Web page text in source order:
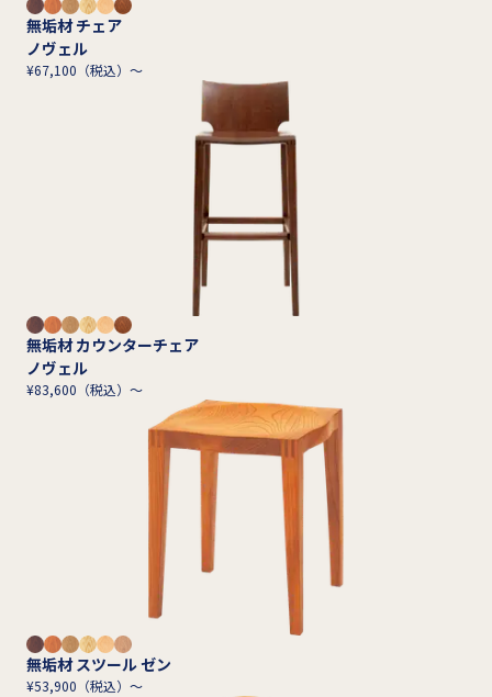
無垢材 チェア
ノヴェル
¥67,100（税込）～
無垢材 カウンターチェア
ノヴェル
¥83,600（税込）～
無垢材 スツール ゼン
¥53,900（税込）～